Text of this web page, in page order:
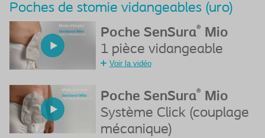
Poches de stomie vidangeables (uro)
Poche SenSura® Mio
1 pièce vidangeable
Voir la vidéo
Poche SenSura® Mio
Système Click (couplage
mécanique)